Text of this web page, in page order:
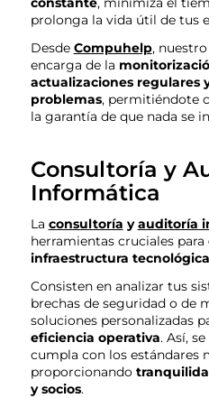
prolonga la vida útil de tus
Desde Compuhelp,
encarga de la
actualizaciones regulares
problemas, permitiéndote
la garantía de que nada se
Consultoría y
Informática
La consultoría yauditoría
herramientas cruciales para
infraestructura tecnológica
Consisten en analizar tus
brechas de seguridad o de
soluciones personalizadas
eficiencia operativa. Así,
cumpla con los estándares
proporcionando
y socios.